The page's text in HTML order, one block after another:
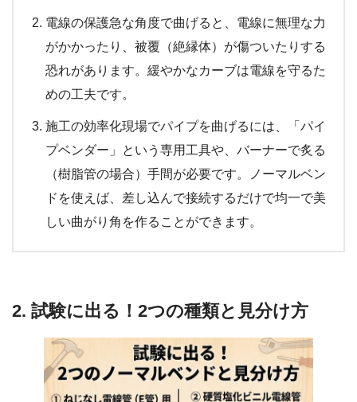
電線の保護急な角度で曲げると、電線に無理な力
がかかったり、被覆（絶縁体）が傷ついたりする
恐れがあります。緩やかなカーブは電線を守るた
めの工夫です。
施工の効率化現場でパイプを曲げるには、「パイ
プベンダー」という専用工具や、バーナーで炙る
（樹脂管の場合）手間が必要です。ノーマルベン
ドを使えば、差し込んで接続するだけで均一で美
しい曲がり角を作ることができます。
2. 試験に出る！2つの種類と見分け方